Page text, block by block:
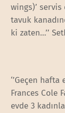
wings)’ servis
tavuk
ki zaten…’’
‘’Geçen
Frances Cole
evde 3